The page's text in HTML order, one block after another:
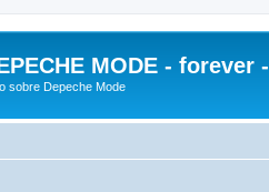
MODE - forever -
sobre Depeche Mode